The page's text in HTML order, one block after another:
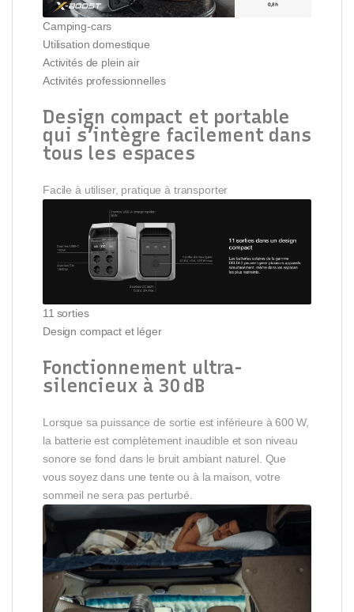
Camping-cars
Utilisation domestique
Activités de plein air
Activités professionnelles
Design compact et portable
qui s’intègre facilement dans
tous les espaces
Facile à utiliser, pratique à transporter
11 sorties
Design compact et léger
Fonctionnement ultra-
silencieux à 30 dB
Lorsque sa puissance de sortie est inférieure à 600 W,
la batterie est complètement inaudible et son niveau
sonore se fond dans le bruit ambiant naturel. Que
vous soyez dans une tente ou à la maison, votre
sommeil ne sera pas perturbé.